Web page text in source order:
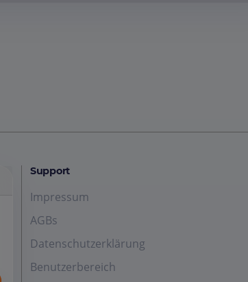
Support
Impressum
AGBs
Datenschutzerklärung
Benutzerbereich